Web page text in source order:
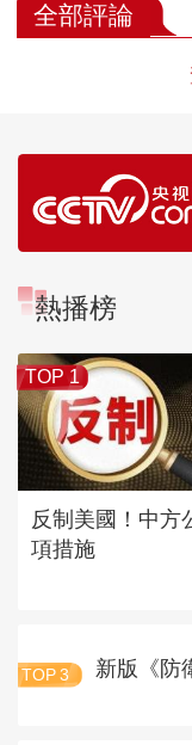
全部評論
熱播榜
TOP 1
反制美國！中方
項措施
TOP 3 新版《防